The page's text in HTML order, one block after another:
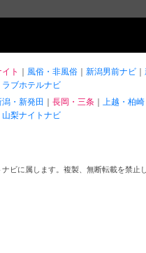
ト 風俗・非風俗 新潟男前ナビ
ラブホテルナビ
潟・新発田
長岡・三条
上越・柏崎
山梨ナイトナビ
ビに属します。複製、無断転載を禁止